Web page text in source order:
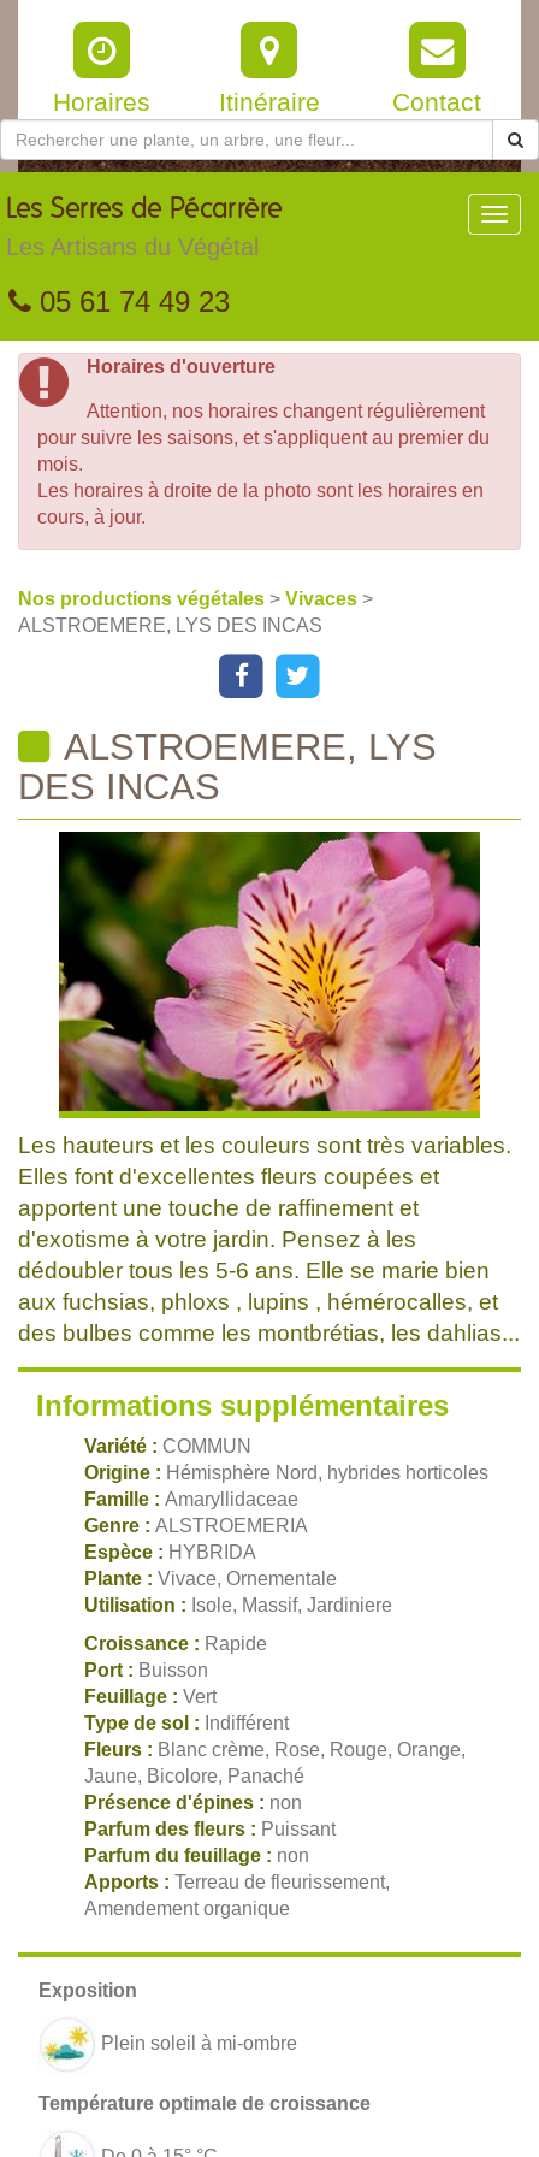
Horaires Itinéraire Contact
Les Serres de Pécarrère
Les Artisans du Végétal
05 61 74 49 23
Horaires d'ouverture
Attention, nos horaires changent régulièrement
pour suivre les saisons, et s'appliquent au premier du
mois.
Les horaires à droite de la photo sont les horaires en
cours, à jour.
Nos productions végétales > Vivaces >
ALSTROEMERE, LYS DES INCAS
ALSTROEMERE, LYS
DES INCAS
Les hauteurs et les couleurs sont très variables.
Elles font d'excellentes fleurs coupées et
apportent une touche de raffinement et
d'exotisme à votre jardin. Pensez à les
dédoubler tous les 5-6 ans. Elle se marie bien
aux fuchsias, phloxs , lupins , hémérocalles, et
des bulbes comme les montbrétias, les dahlias...
Informations supplémentaires
Variété : COMMUN
Origine : Hémisphère Nord, hybrides horticoles
Famille : Amaryllidaceae
Genre : ALSTROEMERIA
Espèce : HYBRIDA
Plante : Vivace, Ornementale
Utilisation : Isole, Massif, Jardiniere
Croissance : Rapide
Port : Buisson
Feuillage : Vert
Type de sol : Indifférent
Fleurs : Blanc crème, Rose, Rouge, Orange,
Jaune, Bicolore, Panaché
Présence d'épines : non
Parfum des fleurs : Puissant
Parfum du feuillage : non
Apports : Terreau de fleurissement,
Amendement organique
Plein soleil à mi-ombre